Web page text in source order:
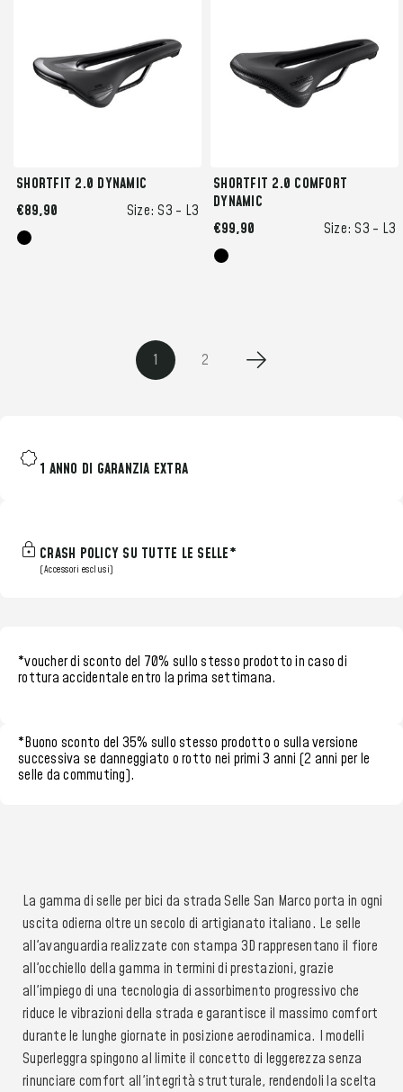
SHORTFIT 2.0 DYNAMIC
Size:S3 - L3
€89,90
SHORTFIT 2.0 COMFORT
DYNAMIC
Size:S3 - L3
€99,90
1 2
1 ANNO DI GARANZIA EXTRA
CRASH POLICY SU TUTTE LE SELLE*
(Accessori esclusi)
*voucher di sconto del 70% sullo stesso prodotto in caso di
rottura accidentale entro laprima settimana.
*Buono sconto del 35% sullo stesso prodotto o sulla versione
successiva se danneggiato o rotto nei primi 3 anni (2 anni per le
selle da commuting).
La gamma di selle per bici da strada Selle San Marco porta in ogni
uscita odierna oltre un secolo di artigianato italiano. Le selle
all'avanguardia realizzate con stampa 3D rappresentano il fiore
all'occhiello della gamma in termini di prestazioni, grazie
all'impiego di una tecnologia di assorbimento progressivo che
riduce le vibrazioni della strada e garantisce il massimo comfort
durante le lunghe giornate in posizione aerodinamica. I modelli
Superleggra spingono al limite il concetto di leggerezza senza
rinunciare comfort all'integrità strutturale, rendendoli la scelta